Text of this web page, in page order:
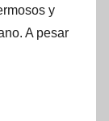
y
A pesar